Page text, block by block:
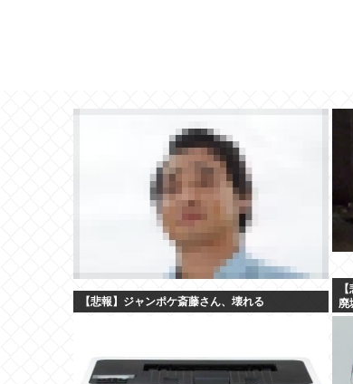
【悲報】ジャンポケ斎藤さん、壊れる
廃